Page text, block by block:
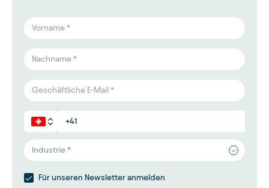
Industrie *
Für unseren Newsletter anmelden